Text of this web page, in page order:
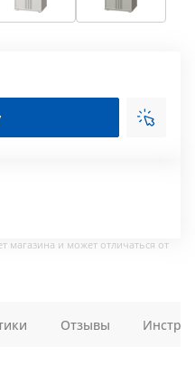
магазина и может отличаться от
Отзывы